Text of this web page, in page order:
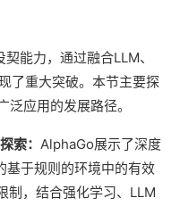
能力，通过融合LLM、
了重大突破。本节主要探
应用的发展路径。
索： AlphaGo展示了深度
基于规则的环境中的有效
制，结合强化学习、LLM